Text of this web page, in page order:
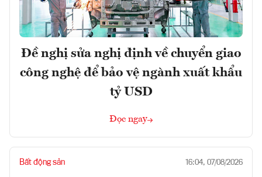
Đề nghị sửa nghị định về chuyển giao
công nghệ để bảo vệ ngành xuất khẩu
tỷ USD
Đọc ngay
Bất động sản 16:04, 07/08/2026